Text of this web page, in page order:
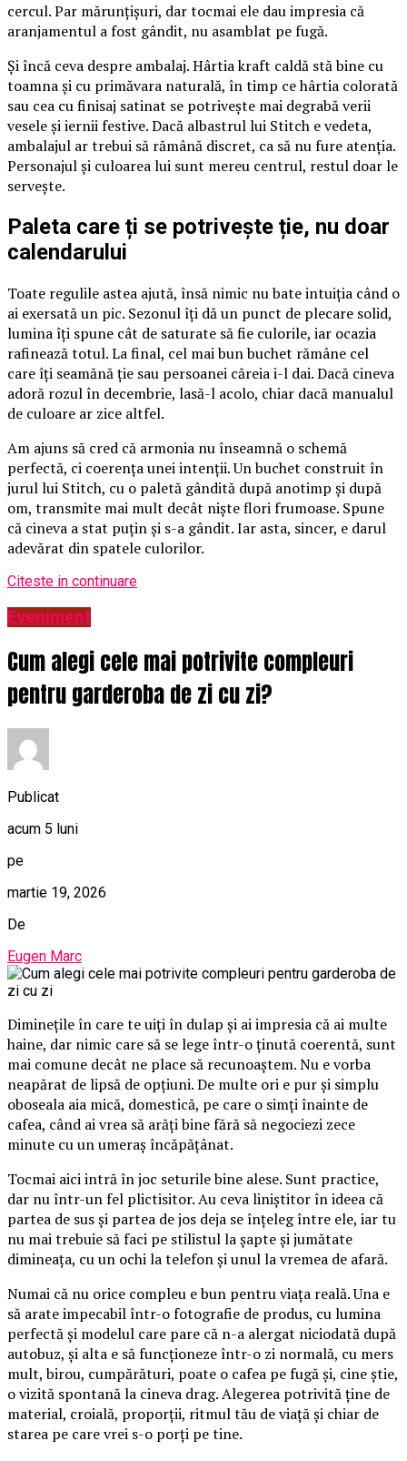
cercul. Par mărunțișuri, dar tocmai ele dau impresia că
aranjamentul a fost gândit, nu asamblat pe fugă.
Și încă ceva despre ambalaj. Hârtia kraft caldă stă bine cu
toamna și cu primăvara naturală, în timp ce hârtia colorată
sau cea cu finisaj satinat se potrivește mai degrabă verii
vesele și iernii festive. Dacă albastrul lui Stitch e vedeta,
ambalajul ar trebui să rămână discret, ca să nu fure atenția.
Personajul și culoarea lui sunt mereu centrul, restul doar le
servește.
Paleta care ți se potrivește ție, nu doar
calendarului
Toate regulile astea ajută, însă nimic nu bate intuiția când o
ai exersată un pic. Sezonul îți dă un punct de plecare solid,
lumina îți spune cât de saturate să fie culorile, iar ocazia
rafinează totul. La final, cel mai bun buchet rămâne cel
care îți seamănă ție sau persoanei căreia i-l dai. Dacă cineva
adoră rozul în decembrie, lasă-l acolo, chiar dacă manualul
de culoare ar zice altfel.
Am ajuns să cred că armonia nu înseamnă o schemă
perfectă, ci coerența unei intenții. Un buchet construit în
jurul lui Stitch, cu o paletă gândită după anotimp și după
om, transmite mai mult decât niște flori frumoase. Spune
că cineva a stat puțin și s-a gândit. Iar asta, sincer, e darul
adevărat din spatele culorilor.
Citeste in continuare
Eveniment
Cum alegi cele mai potrivite compleuri
pentru garderoba de zi cu zi?
Publicat
acum 5 luni
pe
martie 19, 2026
De
Eugen Marc
Diminețile în care te uiți în dulap și ai impresia că ai multe
haine, dar nimic care să se lege într-o ținută coerentă, sunt
mai comune decât ne place să recunoaștem. Nu e vorba
neapărat de lipsă de opțiuni. De multe ori e pur și simplu
oboseala aia mică, domestică, pe care o simți înainte de
cafea, când ai vrea să arăți bine fără să negociezi zece
minute cu un umeraș încăpățânat.
Tocmai aici intră în joc seturile bine alese. Sunt practice,
dar nu într-un fel plictisitor. Au ceva liniștitor în ideea că
partea de sus și partea de jos deja se înțeleg între ele, iar tu
nu mai trebuie să faci pe stilistul la șapte și jumătate
dimineața, cu un ochi la telefon și unul la vremea de afară.
Numai că nu orice compleu e bun pentru viața reală. Una e
să arate impecabil într-o fotografie de produs, cu lumina
perfectă și modelul care pare că n-a alergat niciodată după
autobuz, și alta e să funcționeze într-o zi normală, cu mers
mult, birou, cumpărături, poate o cafea pe fugă și, cine știe,
o vizită spontană la cineva drag. Alegerea potrivită ține de
material, croială, proporții, ritmul tău de viață și chiar de
starea pe care vrei s-o porți pe tine.